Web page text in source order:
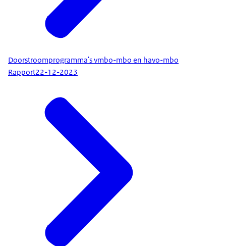
Doorstroomprogramma's vmbo-mbo en havo-mbo
Rapport22-12-2023